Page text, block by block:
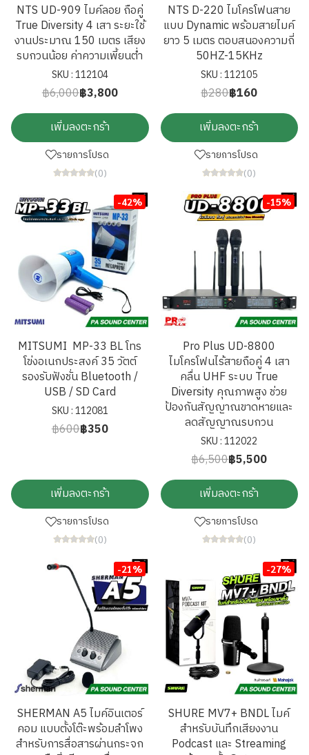
NTS UD-909 ไมค์ลอย ถือคู่
True Diversity 4 เสา ระยะใช้
งานประมาณ 150 เมตร เสียง
รบกวนน้อย ค่าความเพี้ยนต่ำ
SKU : 112104
฿6,000฿3,800
เพิ่มลงตะกร้า
รายการโปรด
(0)
NTS D-220 ไมโครโฟนสาย
แบบ Dynamic พร้อมสายไมค์
ยาว 5 เมตร ตอบสนองความถี่
50HZ-15KHz
SKU : 112105
฿280฿160
เพิ่มลงตะกร้า
รายการโปรด
(0)
-42%
MITSUMI MP-33 BL โทร
โข่งอเนกประสงค์ 35 วัตต์
รองรับฟังชั่น Bluetooth /
USB / SD Card
SKU : 112081
฿600฿350
เพิ่มลงตะกร้า
รายการโปรด
(0)
-15%
Pro Plus UD-8800
ไมโครโฟนไร้สายถือคู่ 4 เสา
คลื่น UHF ระบบ True
Diversity คุณภาพสูง ช่วย
ป้องกันสัญญาณขาดหายและ
ลดสัญญาณรบกวน
SKU : 112022
฿6,500฿5,500
เพิ่มลงตะกร้า
รายการโปรด
(0)
-21%
SHERMAN A5 ไมค์อินเตอร์
คอม แบบตั้งโต๊ะพร้อมลำโพง
สำหรับการสื่อสารผ่านกระจก
-27%
SHURE MV7+ BNDL ไมค์
สำหรับบันทึกเสียงงาน
Podcast และ Streaming